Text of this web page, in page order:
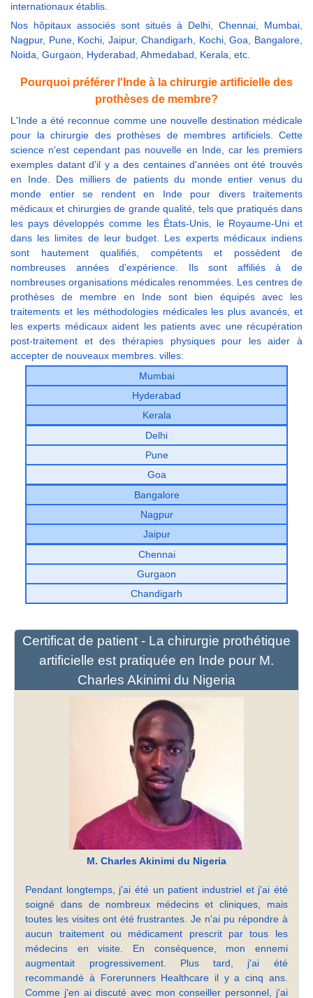
internationaux établis.
Nos hôpitaux associés sont situés à Delhi, Chennai, Mumbai,
Nagpur, Pune, Kochi, Jaipur, Chandigarh, Kochi, Goa, Bangalore,
Noida, Gurgaon, Hyderabad, Ahmedabad, Kerala, etc.
Pourquoi préférer l'Inde à la chirurgie artificielle des
prothèses de membre?
L'Inde a été reconnue comme une nouvelle destination médicale
pour la chirurgie des prothèses de membres artificiels. Cette
science n'est cependant pas nouvelle en Inde, car les premiers
exemples datant d'il y a des centaines d'années ont été trouvés
en Inde. Des milliers de patients du monde entier venus du
monde entier se rendent en Inde pour divers traitements
médicaux et chirurgies de grande qualité, tels que pratiqués dans
les pays développés comme les États-Unis, le Royaume-Uni et
dans les limites de leur budget. Les experts médicaux indiens
sont hautement qualifiés, compétents et possèdent de
nombreuses années d'expérience. Ils sont affiliés à de
nombreuses organisations médicales renommées. Les centres de
prothèses de membre en Inde sont bien équipés avec les
traitements et les méthodologies médicales les plus avancés, et
les experts médicaux aident les patients avec une récupération
post-traitement et des thérapies physiques pour les aider à
accepter de nouveaux membres. villes:
Mumbai
Hyderabad
Kerala
Delhi
Pune
Goa
Bangalore
Nagpur
Jaipur
Chennai
Gurgaon
Chandigarh
Certificat de patient - La chirurgie prothétique
artificielle est pratiquée en Inde pour M.
Charles Akinimi du Nigeria
M. Charles Akinimi du Nigeria
Pendant longtemps, j'ai été un patient industriel et j'ai été
soigné dans de nombreux médecins et cliniques, mais
toutes les visites ont été frustrantes. Je n'ai pu répondre à
aucun traitement ou médicament prescrit par tous les
médecins en visite. En conséquence, mon ennemi
augmentait progressivement. Plus tard, j'ai été
recommandé à Forerunners Healthcare il y a cinq ans.
Comme j'en ai discuté avec mon conseiller personnel, j'ai